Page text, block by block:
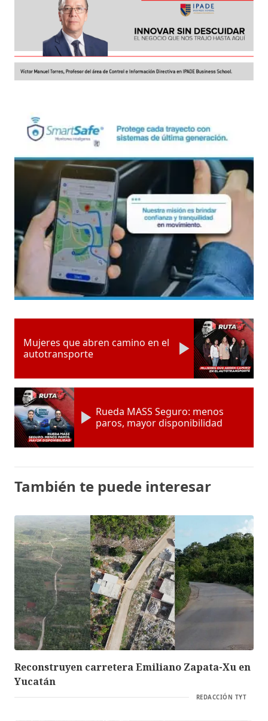
Mujeres que abren camino en el
autotransporte
Rueda MASS Seguro: menos
paros, mayor disponibilidad
También te puede interesar
Reconstruyen carretera Emiliano Zapata-Xu en
Yucatán
REDACCIÓN TYT